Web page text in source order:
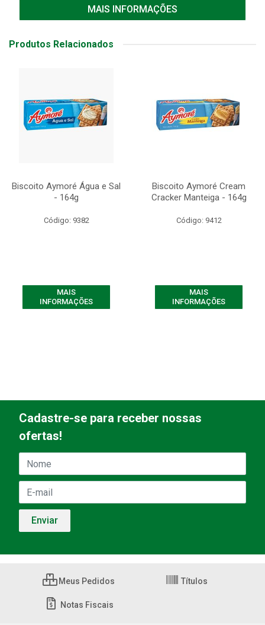
MAIS INFORMAÇÕES
Produtos Relacionados
Biscoito Aymoré Água e Sal
- 164g
Código: 9382
MAIS
INFORMAÇÕES
Biscoito Aymoré Cream
Cracker Manteiga - 164g
Código: 9412
MAIS
INFORMAÇÕES
Cadastre-se para receber nossas
ofertas!
Meus Pedidos Títulos
Notas Fiscais